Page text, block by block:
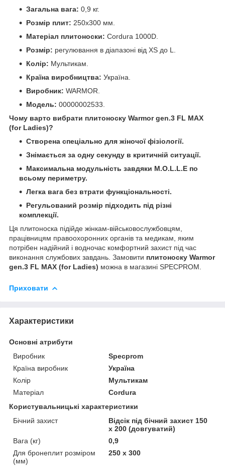
Загальна вага: 0,9 кг.
Розмір плит: 250х300 мм.
Матеріал плитоноски: Cordura 1000D.
Розмір: регулювання в діапазоні від XS до L.
Колір: Мультикам.
Країна виробництва: Україна.
Виробник: WARMOR.
Модель: 00000002533.
Чому варто вибрати плитоноску Warmor gen.3 FL MAX
(for Ladies)?
Створена спеціально для жіночої фізіології.
Знімається за одну секунду в критичній ситуації.
Максимальна модульність завдяки M.O.L.L.E по
всьому периметру.
Легка вага без втрати функціональності.
Регульований розмір підходить під різні
комплекції.
Ця плитоноска підійде жінкам-військовослужбовцям,
працівницям правоохоронних органів та медикам, яким
потрібен надійний і водночас комфортний захист під час
виконання службових завдань. Замовити плитоноску Warmor
gen.3 FL MAX (for Ladies) можна в магазині SPECPROM.
Приховати
Характеристики
Основні атрибути
Виробник
Specprom
Країна виробник
Україна
Колір
Мультикам
Матеріал
Cordura
Користувальницькі характеристики
Бічний захист
Відсік під бічний захист 150
х 200 (довгуватий)
Вага (кг)
0,9
Для бронеплит розміром
(мм)
250 х 300